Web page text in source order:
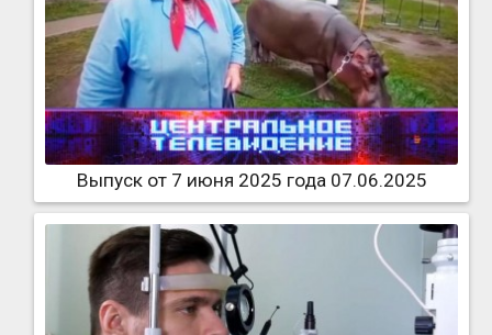
Выпуск от 7 июня 2025 года 07.06.2025